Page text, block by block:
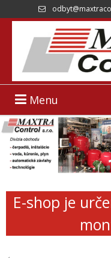
Menu
E-shop je